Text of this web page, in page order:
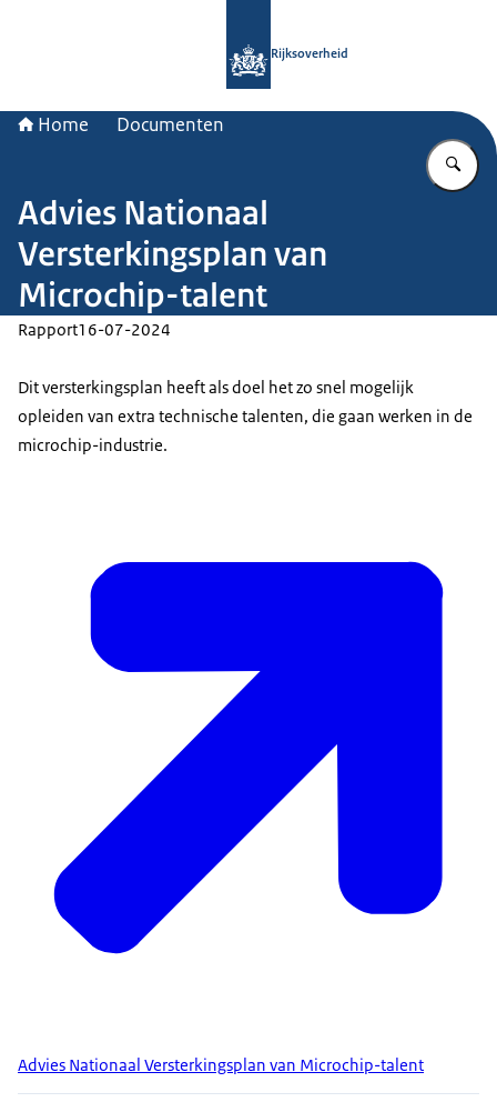
Rijksoverheid
Home Documenten
Advies Nationaal
Versterkingsplan van
Microchip-talent
Rapport16-07-2024
Dit versterkingsplan heeft als doel het zo snel mogelijk
opleiden van extra technische talenten, die gaan werken in de
microchip-industrie.
Advies Nationaal Versterkingsplan van Microchip-talent